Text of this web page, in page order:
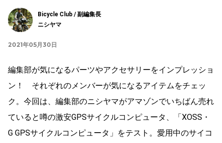
Bicycle Club / 副編集長
ニシヤマ
2021年05月30日
編集部が気になるパーツやアクセサリーをインプレッショ
ン！ それぞれのメンバーが気になるアイテムをチェッ
ク。今回は、編集部のニシヤマがアマゾンでいちばん売れ
ていると噂の激安GPSサイクルコンピュータ、「XOSS・
G GPSサイクルコンピュータ」をテスト。愛用中のサイコ